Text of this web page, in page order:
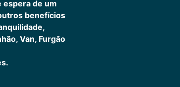
espera de um
benefícios
Van, Furgão